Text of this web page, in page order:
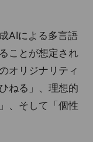
AIによる多言語
ことが想定され
オリジナリティ
ねる」、理想的
、そして「個性